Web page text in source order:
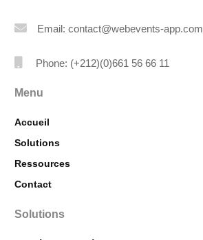
Email: contact@webevents-app.com
Phone: (+212)(0)661 56 66 11
Menu
Accueil
Solutions
Ressources
Contact
Solutions